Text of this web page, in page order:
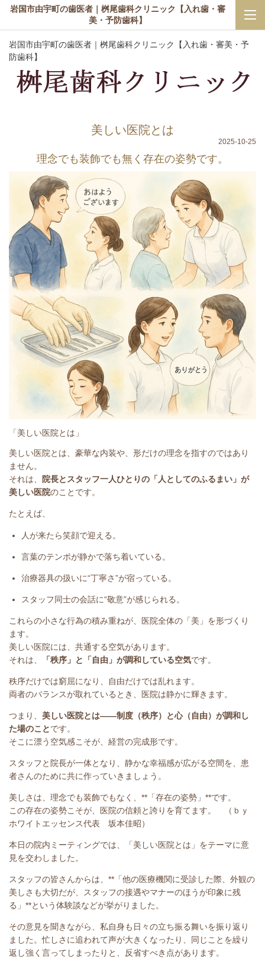
岩国市由宇町の歯医者｜桝尾歯科クリニック【入れ歯・審
美・予防歯科】
岩国市由宇町の歯医者｜桝尾歯科クリニック【入れ歯・審美・予
防歯科】
美しい医院とは
2025-10-25
理念でも装飾でも無く存在の姿勢です。
「美しい医院とは」
美しい医院とは、豪華な内装や、形だけの理念を指すのではあり
ません。
それは、
院長とスタッフ一人ひとりの「人としてのふるまい」が
美しい医院のことです。
たとえば、
人が来たら笑顔で迎える。
言葉のテンポが静かで落ち着いている。
治療器具の扱いに“丁寧さ”が宿っている。
スタッフ同士の会話に“敬意”が感じられる。
これらの小さな行為の積み重ねが、医院全体の「美」を形づくり
ます。
美しい医院には、共通する空気があります。
それは、
「秩序」と「自由」が調和している空気です。
秩序だけでは窮屈になり、自由だけでは乱れます。
両者のバランスが取れているとき、医院は静かに輝きます。
つまり、 美しい医院とは――制度（秩序）と心（自由）が調和し
た場のことです。
そこに漂う空気感こそが、経営の完成形です。
スタッフと院長が一体となり、静かな幸福感が広がる空間を、患
者さんのために共に作っていきましょう。
美しさは、理念でも装飾でもなく、**「存在の姿勢」**です。
この存在の姿勢こそが、医院の信頼と誇りを育てます。 （ｂｙ
ホワイトエッセンス代表 坂本佳昭）
本日の院内ミーティングでは、「美しい医院とは」をテーマに意
見を交わしました。
スタッフの皆さんからは、**「他の医療機関に受診した際、外観の
美しさも大切だが、スタッフの接遇やマナーのほうが印象に残
る」**という体験談などが挙がりました。
その意見を聞きながら、私自身も日々の立ち振る舞いを振り返り
ました。忙しさに追われて声が大きくなったり、同じことを繰り
返し強く言ってしまったりと、反省すべき点があります。